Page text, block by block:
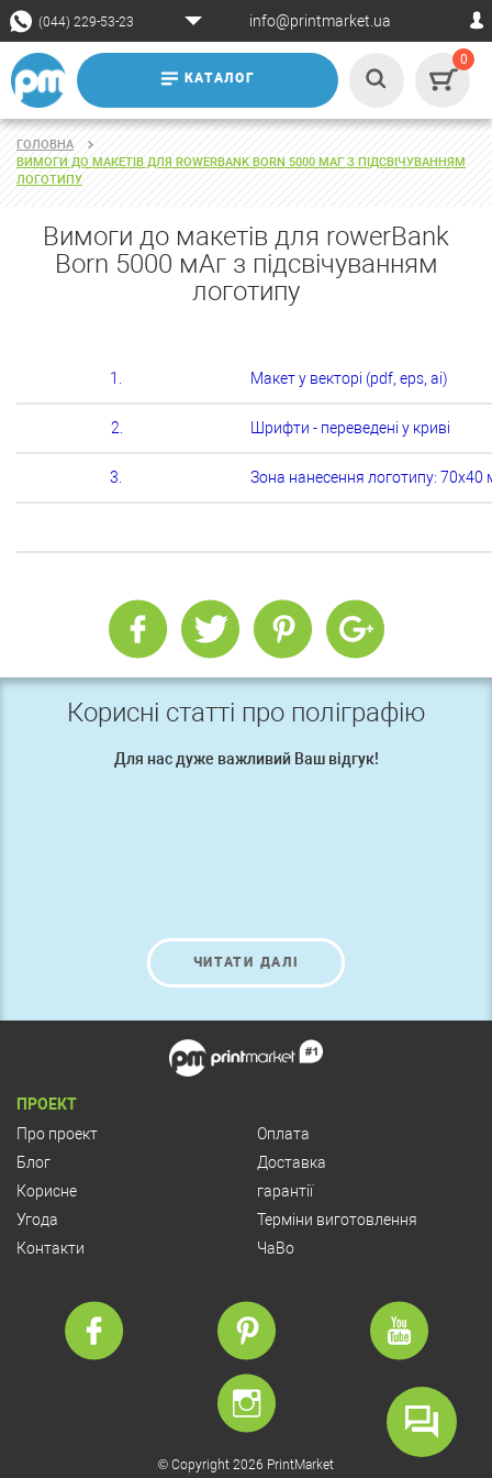
(044) 229-53-23 info@printmarket.ua
КАТАЛОГ
0
ГОЛОВНА
ВИМОГИ ДО МАКЕТІВ ДЛЯ ROWERBANK BORN 5000 МАГ З ПІДСВІЧУВАННЯМ
ЛОГОТИПУ
Вимоги до макетів для rowerBank
Born 5000 мАг з підсвічуванням
логотипу
1. Макет у векторі (pdf, eps, ai)
2. Шрифти - переведені у криві
3. Зона нанесення логотипу: 70х40
Корисні статті про поліграфію
Для нас дуже важливий Ваш відгук!
ЧИТАТИ ДАЛІ
ПРОЕКТ
Про проект
Блог
Корисне
Угода
Контакти
Оплата
Доставка
гарантії
Терміни виготовлення
ЧаВо
© Copyright 2026 PrintMarket